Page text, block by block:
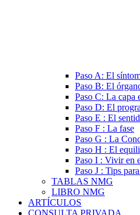
Paso A: El
Paso B: El
Paso C: La capa
Paso D: El
Paso E : El
Paso F : La fase
Paso G : La
Paso H : El
Paso I : Vivir en
Paso J : Tips
TABLAS NMG
LIBRO NMG
ARTÍCULOS
CONSULTA PRIVADA